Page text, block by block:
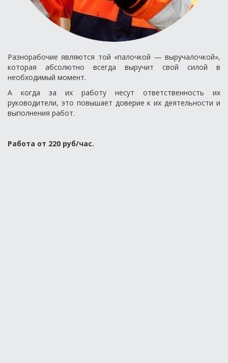
Разнорабочие являются той «палочкой — выручалочкой»,
которая абсолютно всегда выручит свой силой в
необходимый момент.
А когда за их работу несут ответственность их
руководители, это повышает доверие к их деятельности и
выполнения работ.
Работа от 220 руб/час.